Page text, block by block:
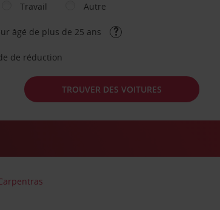
Travail Autre
âgé de plus de 25 ans
de réduction
TROUVER DES VOITURES